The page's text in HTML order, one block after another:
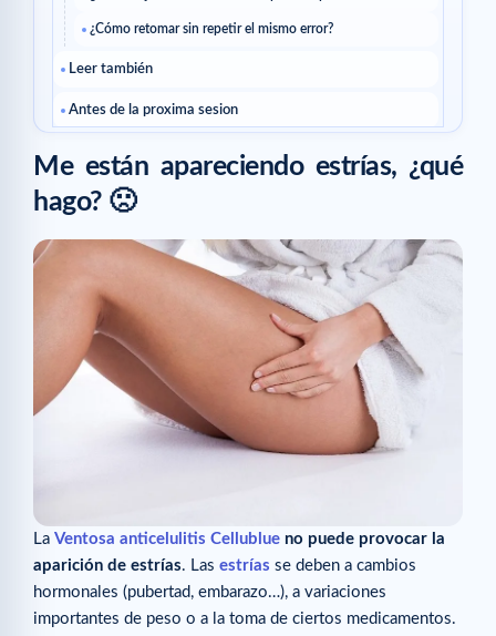
¿Cómo retomar sin repetir el mismo error?
Leer también
Antes de la proxima sesion
Me están apareciendo estrías, ¿qué
hago? 🙁
La Ventosa anticelulitis Cellublue no puede provocar la
aparición de estrías. Las estrías se deben a cambios
hormonales (pubertad, embarazo…), a variaciones
importantes de peso o a la toma de ciertos medicamentos.